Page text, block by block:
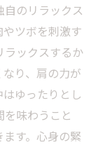
のリラックス
ツボを刺激す
ラックスするか
り、肩の力が
ゆったりとし
味わうこと
す。心身の緊